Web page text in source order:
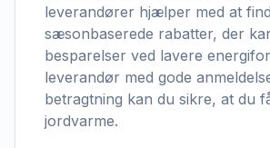
leverandører hjælper med at
sæsonbaserede rabatter, der
besparelser ved lavere
leverandør med gode
betragtning kan du sikre, at du
jordvarme.